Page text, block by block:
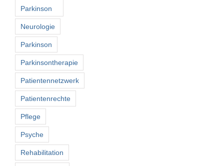
Parkinson
Neurologie
Parkinson
Parkinsontherapie
Patientennetzwerk
Patientenrechte
Pflege
Psyche
Rehabilitation